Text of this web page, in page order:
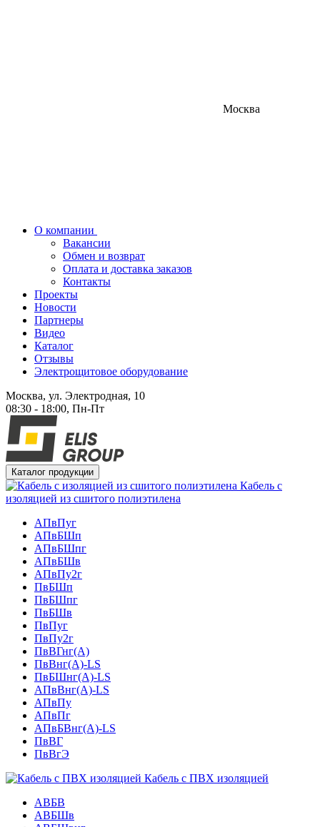
Москва
О компании
Вакансии
Обмен и возврат
Оплата и доставка заказов
Контакты
Проекты
Новости
Партнеры
Видео
Каталог
Отзывы
Электрощитовое оборудование
Москва, ул. Электродная, 10
08:30 - 18:00, Пн-Пт
Каталог продукции
Кабель с
изоляцией из сшитого полиэтилена
АПвПуг
АПвБШп
АПвБШпг
АПвБШв
АПвПу2г
ПвБШп
ПвБШпг
ПвБШв
ПвПуг
ПвПу2г
ПвВГнг(А)
ПвВнг(А)-LS
ПвБШнг(А)-LS
АПвВнг(А)-LS
АПвПу
АПвПг
АПвБВнг(А)-LS
ПвВГ
ПвВгЭ
Кабель с ПВХ изоляцией
АВБВ
АВБШв